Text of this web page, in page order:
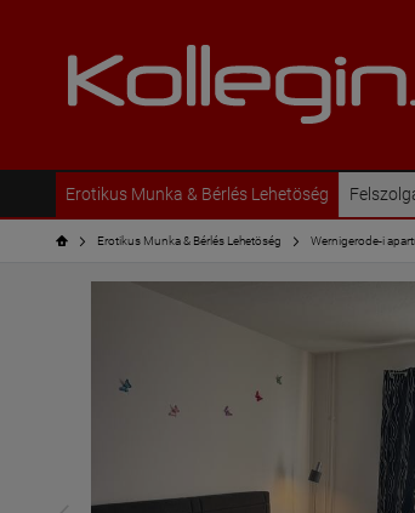
Erotikus Munka & Bérlés Lehetöség
Erotikus Munka & Bérlés Lehetöség Wernigerode-i